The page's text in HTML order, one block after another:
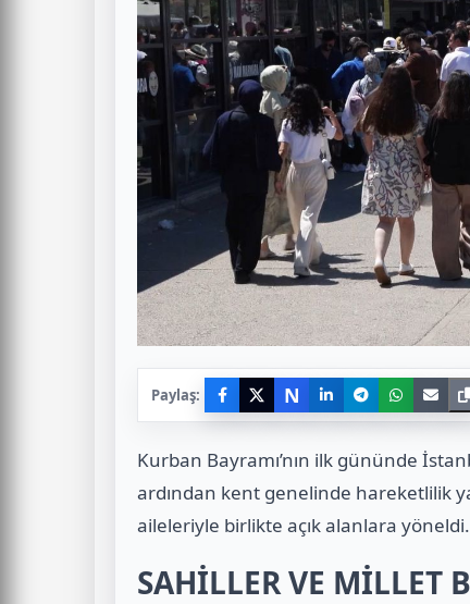
Paylaş: N
Kurban Bayramı’nın ilk gününde
ardından kent genelinde hareketlilik
aileleriyle birlikte açık alanlara yöneldi.
SAHİLLER VE MİLLET